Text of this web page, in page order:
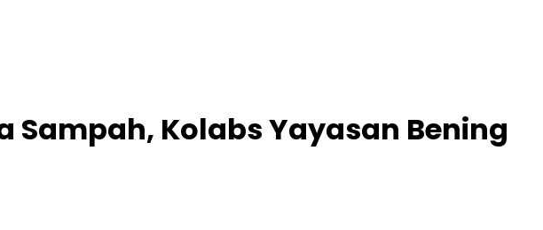
Kolabs Yayasan Bening